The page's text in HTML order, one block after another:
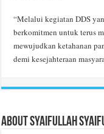
“Melalui kegiatan DDS
berkomitmen untuk terus
mewujudkan ketahanan
demi kesejahteraan
About Syaifullah